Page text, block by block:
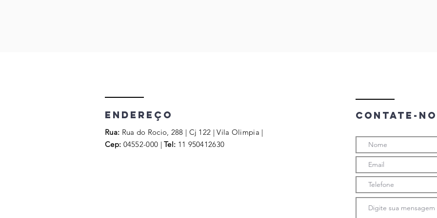
endereço
Rua: Rua do Rocio, 288 | Cj 122 | Vila Olimpia |
Cep: 04552-000 |Tel: 11 950412630
Contate-